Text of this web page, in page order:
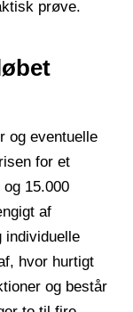
prøve.
og eventuelle
for et
15.000
af
individuelle
hvor hurtigt
og består